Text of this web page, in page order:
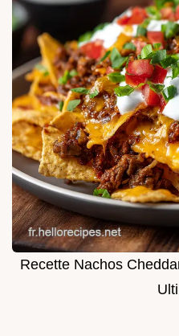
Recette Nachos